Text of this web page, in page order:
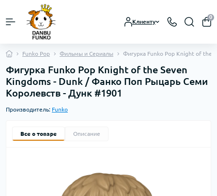
Клиенту
0
Funko Pop Фильмы и Сериалы Фигурка Funko Pop Knight of the
Фигурка Funko Pop Knight of the Seven
Kingdoms - Dunk / Фанко Поп Рыцарь Семи
Королевств - Дунк #1901
Производитель: Funko
Все о товаре Описание